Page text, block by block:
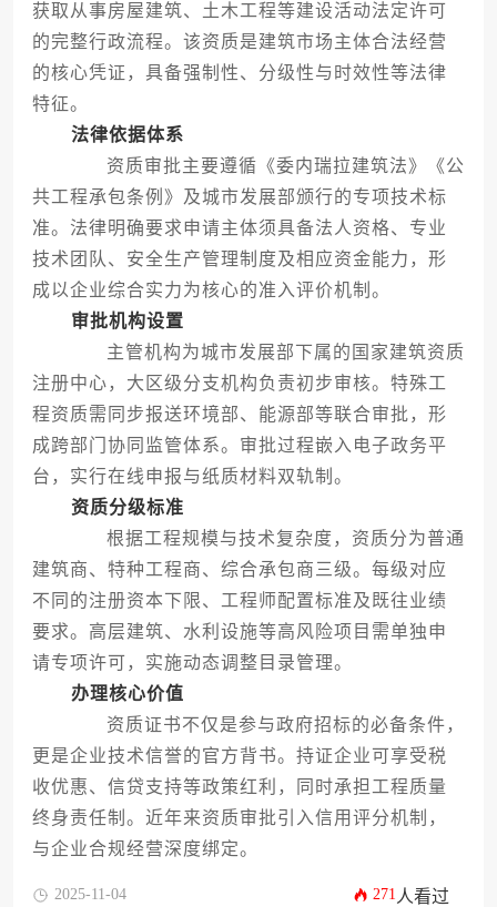
获取从事房屋建筑、土木工程等建设活动法定许可
的完整行政流程。该资质是建筑市场主体合法经营
的核心凭证，具备强制性、分级性与时效性等法律
特征。
法律依据体系
资质审批主要遵循《委内瑞拉建筑法》《公
共工程承包条例》及城市发展部颁行的专项技术标
准。法律明确要求申请主体须具备法人资格、专业
技术团队、安全生产管理制度及相应资金能力，形
成以企业综合实力为核心的准入评价机制。
审批机构设置
主管机构为城市发展部下属的国家建筑资质
注册中心，大区级分支机构负责初步审核。特殊工
程资质需同步报送环境部、能源部等联合审批，形
成跨部门协同监管体系。审批过程嵌入电子政务平
台，实行在线申报与纸质材料双轨制。
资质分级标准
根据工程规模与技术复杂度，资质分为普通
建筑商、特种工程商、综合承包商三级。每级对应
不同的注册资本下限、工程师配置标准及既往业绩
要求。高层建筑、水利设施等高风险项目需单独申
请专项许可，实施动态调整目录管理。
办理核心价值
资质证书不仅是参与政府招标的必备条件，
更是企业技术信誉的官方背书。持证企业可享受税
收优惠、信贷支持等政策红利，同时承担工程质量
终身责任制。近年来资质审批引入信用评分机制，
与企业合规经营深度绑定。
2025-11-04 271 人看过